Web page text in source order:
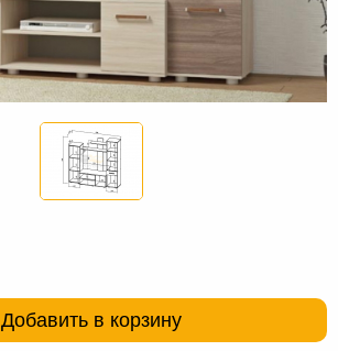
Добавить в корзину